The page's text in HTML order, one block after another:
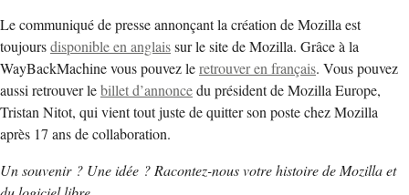
Le communiqué de presse annonçant la création de Mozilla est
toujoursdisponible en anglaissur le site de Mozilla. Grâce à la
WayBackMachine vous pouvez leretrouver en français. Vous pouvez
aussi retrouver lebillet d’annoncedu président de Mozilla Europe,
Tristan Nitot, qui vient tout juste de quitter son poste chez Mozilla
après 17 ans de collaboration.
Un souvenir ? Une idée ? Racontez-nous votre histoire de Mozilla et